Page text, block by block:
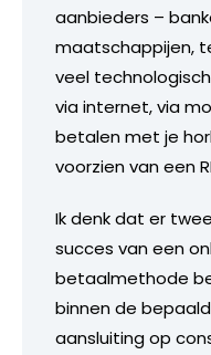
aanbieders –
maatschappijen,
veel
via internet, via
betalen met je
voorzien van een
Ik denk dat er
succes van een
betaalmethode
binnen de
aansluiting op